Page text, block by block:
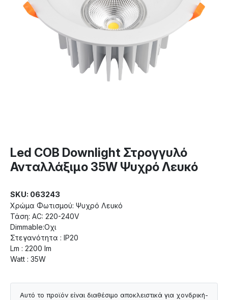
Led COB Downlight Στρογγυλό
Ανταλλάξιμο 35W Ψυχρό Λευκό
SKU: 063243
Χρώμα Φωτισμού: Ψυχρό Λευκό
Τάση: AC: 220-240V
Dimmable:Οχι
Στεγανότητα : IP20
Lm : 2200 lm
Watt : 35W
Αυτό το προϊόν είναι διαθέσιμο αποκλειστικά για χονδρική-